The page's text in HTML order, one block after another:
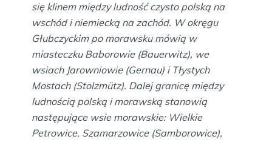
się klinem między ludność czysto polską na
wschód i niemiecką na zachód. W okręgu
Głubczyckim po morawsku mówią w
miasteczku Baborowie (Bauerwitz), we
wsiach Jarowniowie (Gernau) i Tłystych
Mostach (Stolzmütz). Dalej granicę między
ludnością polską i morawską stanowią
następujące wsie morawskie: Wielkie
Petrowice, Szamarzowice (Samborowice),